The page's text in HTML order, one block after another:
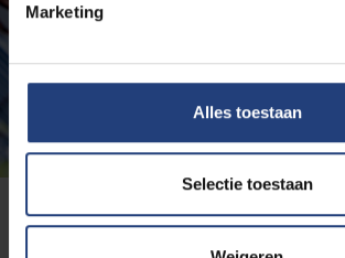
Marketing
Alles toestaan
Selectie toestaan
Deze opleiding beter